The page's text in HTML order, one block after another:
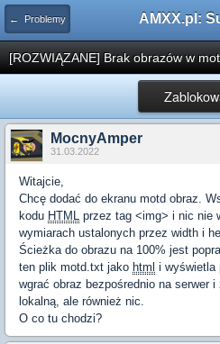
← Problemy
[ROZWIĄZANE] Brak obrazów w
MocnyAmper
31.03.2022
Witajcie,
Chcę dodać do ekranu motd obraz.
kodu HTML przez tag <img> i nic nie
wymiarach ustalonych przez width i
Ścieżka do obrazu na 100% jest
ten plik motd.txt jako html i wyświetla
wgrać obraz bezpośrednio na serwer
lokalną, ale również nic.
O co tu chodzi?